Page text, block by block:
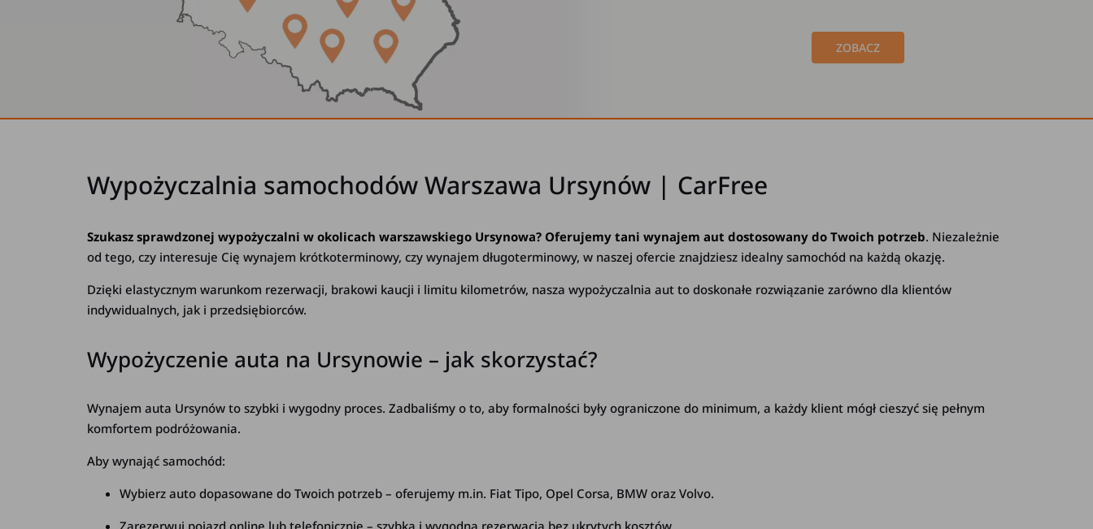
ZOBACZ
Wypożyczalnia samochodów Warszawa Ursynów | CarFree
Szukasz sprawdzonej wypożyczalni w okolicach warszawskiego Ursynowa? Oferujemy tani wynajem aut dostosowany do Twoich potrzeb. Niezależnie
od tego, czy interesuje Cię wynajem krótkoterminowy, czy wynajem długoterminowy, w naszej ofercie znajdziesz idealny samochód na każdą okazję.
Dzięki elastycznym warunkom rezerwacji, brakowi kaucji i limitu kilometrów, nasza wypożyczalnia aut to doskonałe rozwiązanie zarówno dla klientów
indywidualnych, jak i przedsiębiorców.
Wypożyczenie auta na Ursynowie – jak skorzystać?
Wynajem auta Ursynów to szybki i wygodny proces. Zadbaliśmy o to, aby formalności były ograniczone do minimum, a każdy klient mógł cieszyć się pełnym
komfortem podróżowania.
Aby wynająć samochód:
Wybierz auto dopasowane do Twoich potrzeb – oferujemy m.in. Fiat Tipo, Opel Corsa, BMW oraz Volvo.
Zarezerwuj pojazd online lub telefonicznie – szybka i wygodna rezerwacja bez ukrytych kosztów.